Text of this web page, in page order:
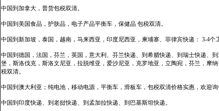
中国到加拿大，普货包税双清。
中国到美国食品，护肤品，电子产品平衡车，保健品 包税双清。
中国到新加坡，泰国，越南，马来西亚，印度尼西亚，柬埔寨、菲律宾快递： 3-4个
中国到德国，法国，芬兰，英国，意大利、芬兰快递、到希腊快递、到瑞士快递、
堡，斯洛伐克，斯洛文尼亚，拉脱维亚，爱沙尼亚，克罗地亚，立陶宛，芬兰，摩
税双清。
中国到澳大利亚；纯电池，移动电源，平衡车，滑板车，包税双清价格实惠，欢迎
中国到印度快递、到老挝快递、到孟加拉快递、到巴基斯坦快递。